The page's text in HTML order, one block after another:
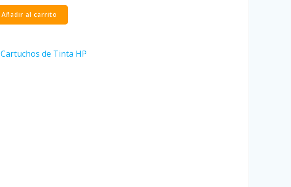
Añadir al carrito
Cartuchos de Tinta HP